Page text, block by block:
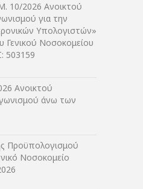
2026 Ανοικτού
για την
Υπολογιστών»
Γενικού Νοσοκομείου
503159
Ανοικτού
άνω των
Προϋπολογισμού
Νοσοκομείο